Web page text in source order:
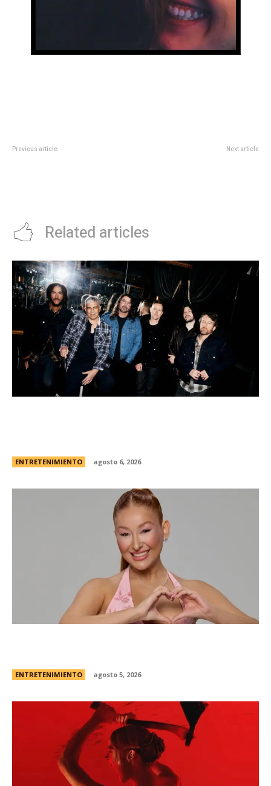
Previous article Next article
Related articles
ENTRETENIMIENTO agosto 6, 2026
ENTRETENIMIENTO agosto 5, 2026